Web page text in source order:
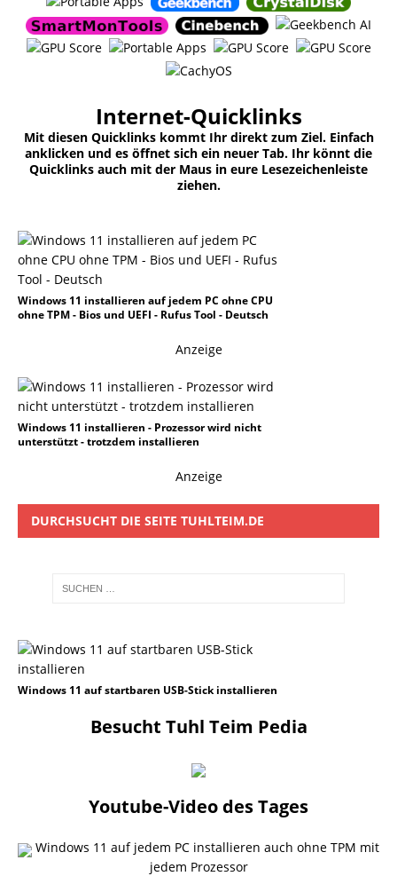
Internet-Quicklinks
Mit diesen Quicklinks kommt Ihr direkt zum Ziel. Einfach
anklicken und es öffnet sich ein neuer Tab. Ihr könnt die
Quicklinks auch mit der Maus in eure Lesezeichenleiste
ziehen.
Windows 11 installieren auf jedem PC ohne CPU
ohne TPM - Bios und UEFI - Rufus Tool - Deutsch
Anzeige
Windows 11 installieren - Prozessor wird nicht
unterstützt - trotzdem installieren
Anzeige
DURCHSUCHT DIE SEITE TUHLTEIM.DE
Windows 11 auf startbaren USB-Stick installieren
Besucht Tuhl Teim Pedia
Youtube-Video des Tages
Windows 11 auf jedem PC installieren auch ohne TPM mit
jedem Prozessor